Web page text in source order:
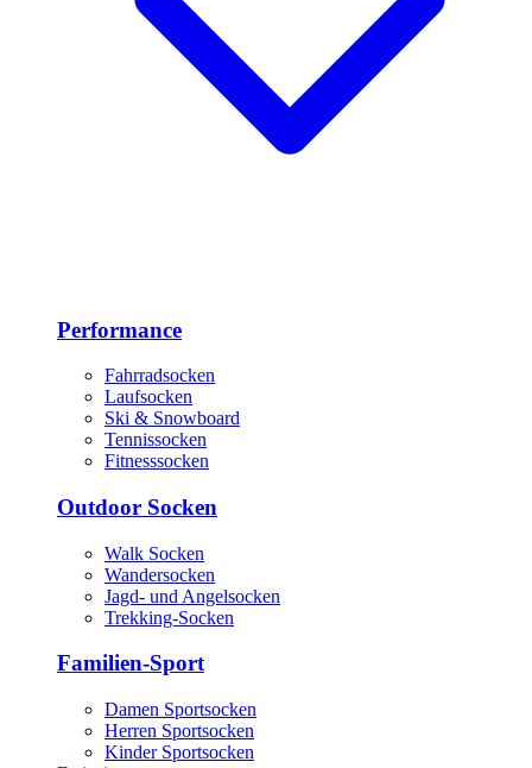
Performance
Fahrradsocken
Laufsocken
Ski & Snowboard
Tennissocken
Fitnesssocken
Outdoor Socken
Walk Socken
Wandersocken
Jagd- und Angelsocken
Trekking-Socken
Familien-Sport
Damen Sportsocken
Herren Sportsocken
Kinder Sportsocken